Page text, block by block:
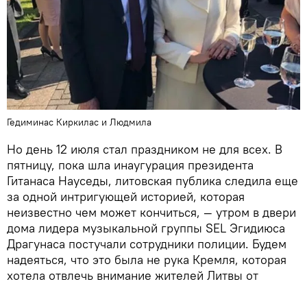
Гедиминас Киркилас и Людмила
Но день 12 июля стал праздником не для всех. В
пятницу, пока шла инаугурация президента
Гитанаса Науседы, литовская публика следила еще
за одной интригующей историей, которая
неизвестно чем может кончиться, — утром в двери
дома лидера музыкальной группы SEL Эгидиюса
Драгунаса постучали сотрудники полиции. Будем
надеяться, что это была не рука Кремля, которая
хотела отвлечь внимание жителей Литвы от